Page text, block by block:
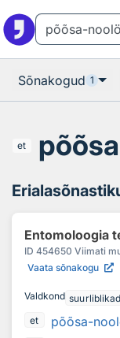
Sõnakogud 1
et
Entomoloogia
ID 454650 Viimati
Vaata sõnakogu
Valdkond suurliblikad
et
põõsa-